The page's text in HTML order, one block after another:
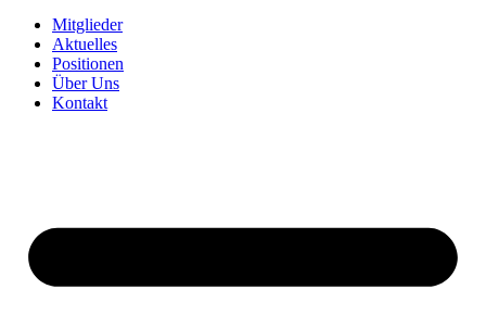
Mitglieder
Aktuelles
Positionen
Über Uns
Kontakt